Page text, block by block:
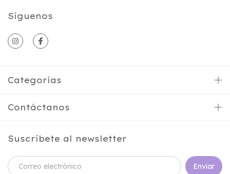
Síguenos
Categorías
Contáctanos
Suscríbete al newsletter